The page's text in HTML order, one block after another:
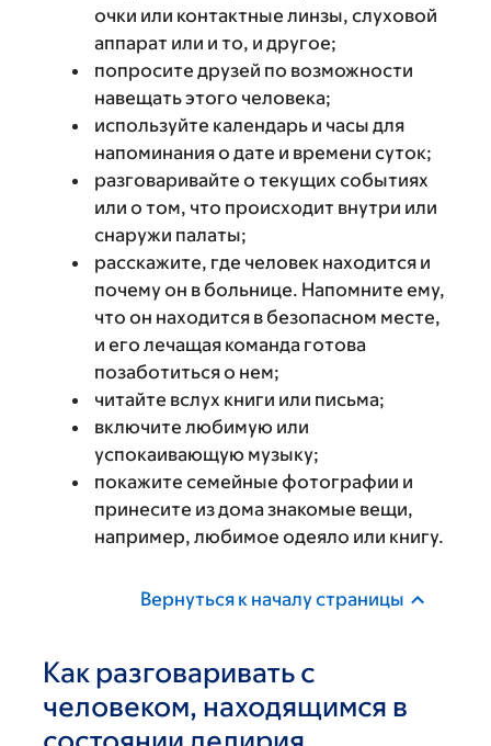
очки или контактные линзы, слуховой
аппарат или и то, и другое;
попросите друзей по возможности
навещать этого человека;
используйте календарь и часы для
напоминания о дате и времени суток;
разговаривайте о текущих событиях
или о том, что происходит внутри или
снаружи палаты;
расскажите, где человек находится и
почему он в больнице. Напомните ему,
что он находится в безопасном месте,
и его лечащая команда готова
позаботиться о нем;
читайте вслух книги или письма;
включите любимую или
успокаивающую музыку;
покажите семейные фотографии и
принесите из дома знакомые вещи,
например, любимое одеяло или книгу.
Вернуться к началу страницы
Как разговаривать с
человеком, находящимся в
состоянии делирия